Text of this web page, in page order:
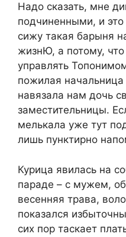
Надо сказать, мне
подчиненными, и это
сижу такая барыня
жизнЮ, а потому,
управлять
пожилая
навязала нам дочь
заместительницы.
мелькала уже тут
лишь пунктирно
Курица явилась на
параде – с мужем,
весенняя трава,
показался
сих пор таскает